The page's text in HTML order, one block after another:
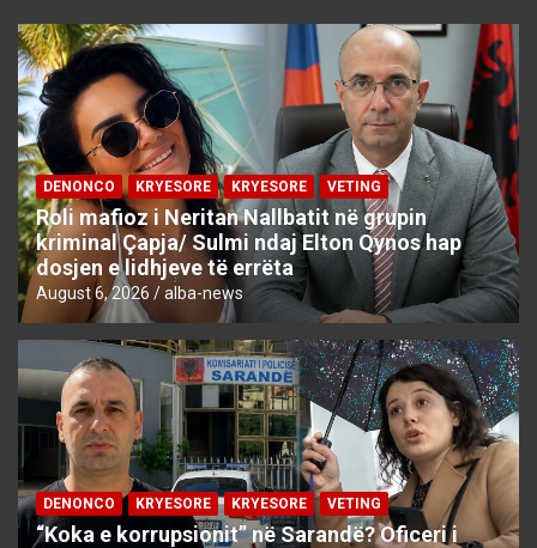
DENONCO KRYESORE KRYESORE VETING
Roli mafioz i Neritan Nallbatit në grupin
kriminal Çapja/ Sulmi ndaj Elton Qynos hap
dosjen e lidhjeve të errëta
August 6, 2026 alba-news
DENONCO KRYESORE KRYESORE VETING
“Koka e korrupsionit” në Sarandë? Oficeri i